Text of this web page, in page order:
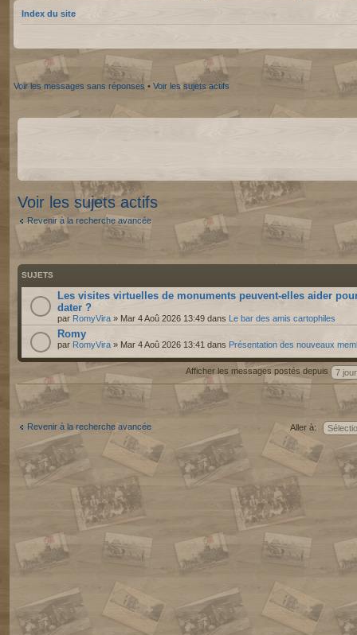
Index du site
Voir les messages sans réponses • Voir les sujets actifs
Voir les sujets actifs
Revenir à la recherche avancée
SUJETS
Les visites virtuelles de monuments peuvent-elles aider
dater ?
par RomyVira » Mar 4 Aoû 2026 13:49 dans Le bar des amis cartophiles
Romy
par RomyVira » Mar 4 Aoû 2026 13:41 dans Présentation des nouveaux
Afficher les messages postés depuis
Revenir à la recherche avancée Aller à: